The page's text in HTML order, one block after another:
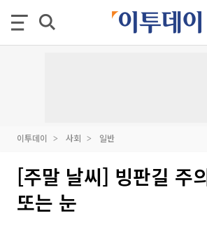
이투데이 사회 일반
[주말 날씨] 빙판길 주
또는 눈